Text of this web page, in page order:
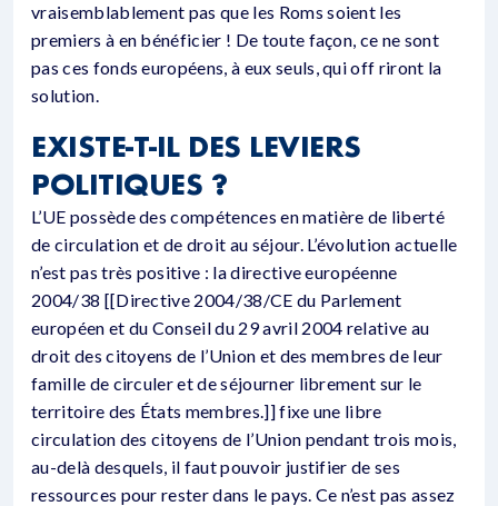
vraisemblablement pas que les Roms soient les
premiers à en bénéficier ! De toute façon, ce ne sont
pas ces fonds européens, à eux seuls, qui off riront la
solution.
EXISTE-T-IL DES LEVIERS
POLITIQUES ?
L’UE possède des compétences en matière de liberté
de circulation et de droit au séjour. L’évolution actuelle
n’est pas très positive : la directive européenne
2004/38 [[Directive 2004/38/CE du Parlement
européen et du Conseil du 29 avril 2004 relative au
droit des citoyens de l’Union et des membres de leur
famille de circuler et de séjourner librement sur le
territoire des États membres.]] fixe une libre
circulation des citoyens de l’Union pendant trois mois,
au-delà desquels, il faut pouvoir justifier de ses
ressources pour rester dans le pays. Ce n’est pas assez